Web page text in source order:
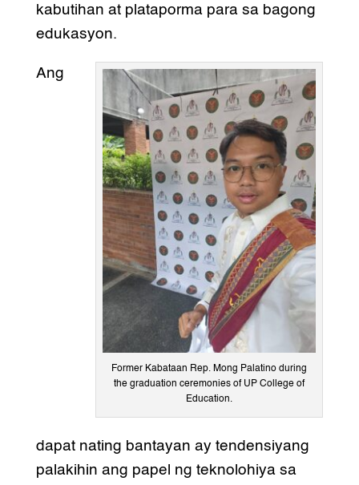
kabutihan at plataporma para sa bagong
edukasyon.
Former Kabataan Rep. Mong Palatino during
the graduation ceremonies of UP College of
Education.
Ang
dapat nating bantayan ay tendensiyang
palakihin ang papel ng teknolohiya sa